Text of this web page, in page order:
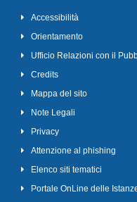
Accessibilità
Orientamento
Ufficio Relazioni con il
Credits
Mappa del sito
Note Legali
Privacy
Attenzione al phishing
Elenco siti tematici
Portale OnLine delle